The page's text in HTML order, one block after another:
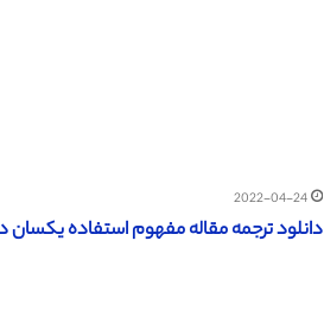
2022-04-24
دانلود ترجمه مقاله مفهوم استفاده یکسان در طراحی